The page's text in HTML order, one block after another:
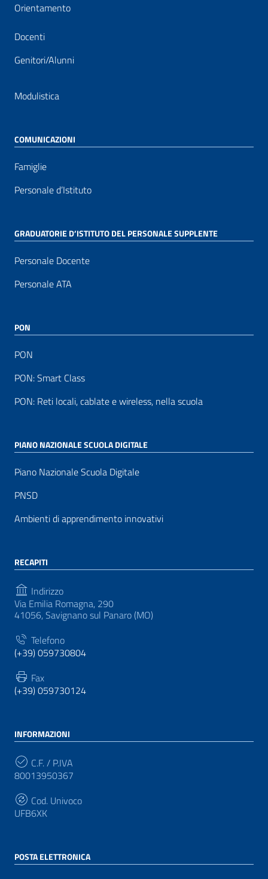
Orientamento
Docenti
Genitori/Alunni
Modulistica
COMUNICAZIONI
Famiglie
Personale d’Istituto
GRADUATORIE D’ISTITUTO DEL PERSONALE SUPPLENTE
Personale Docente
Personale ATA
PON
PON
PON: Smart Class
PON: Reti locali, cablate e wireless, nella scuola
PIANO NAZIONALE SCUOLA DIGITALE
Piano Nazionale Scuola Digitale
PNSD
Ambienti di apprendimento innovativi
RECAPITI
Indirizzo
Via Emilia Romagna, 290
41056, Savignano sul Panaro (MO)
Telefono
(+39) 059730804
Fax
(+39) 059730124
INFORMAZIONI
C.F. / P.IVA
80013950367
Cod. Univoco
UFB6XK
POSTA ELETTRONICA